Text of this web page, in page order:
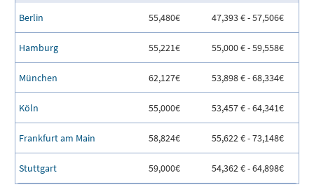
Berlin
55,480€ 47,393 € - 57,506€
Hamburg 55,221€ 55,000 € - 59,558€
München 62,127€ 53,898 € - 68,334€
Köln 55,000€ 53,457 € - 64,341€
Frankfurt am Main 58,824€ 55,622 € - 73,148€
Stuttgart 59,000€ 54,362 € - 64,898€